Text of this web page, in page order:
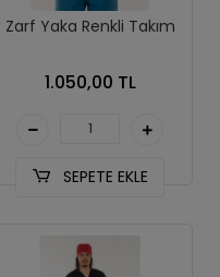
Zarf Yaka Renkli Takım
1.050,00 TL
SEPETE EKLE